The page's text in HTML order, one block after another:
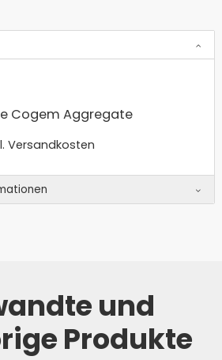
Cogem Aggregate
Versandkosten
und
Produkte